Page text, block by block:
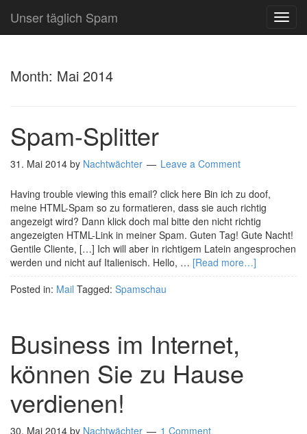
Unser täglich Spam
Month: Mai 2014
Spam-Splitter
31. Mai 2014 by Nachtwächter Leave a Comment
Having trouble viewing this email? click here Bin ich zu doof,
meine HTML-Spam so zu formatieren, dass sie auch richtig
angezeigt wird? Dann klick doch mal bitte den nicht richtig
angezeigten HTML-Link in meiner Spam. Guten Tag! Gute Nacht!
Gentile Cliente, […] Ich will aber in richtigem Latein angesprochen
werden und nicht auf Italienisch. Hello, … [Read more…]
Posted in: Mail Tagged: Spamschau
Business im Internet,
können Sie zu Hause
verdienen!
30. Mai 2014 by Nachtwächter 1 Comment